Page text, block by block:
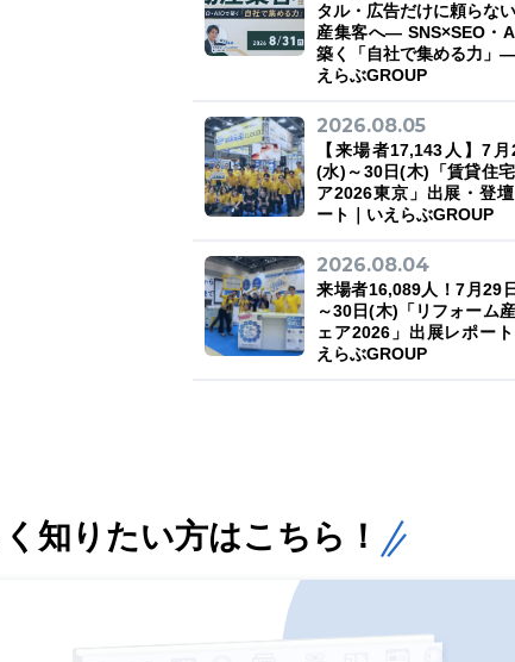
タル・広告だけに頼らな
産集客へ― SNS×SEO・
築く「自社で集める力」
えらぶGROUP
2026.08.05
【来場者17,143人】7月
(水)～30日(木)「賃貸住
ア2026東京」出展・登
ート｜いえらぶGROUP
2026.08.04
来場者16,089人！7月29
～30日(木)「リフォーム
ェア2026」出展レポー
えらぶGROUP
知りたい方はこちら！